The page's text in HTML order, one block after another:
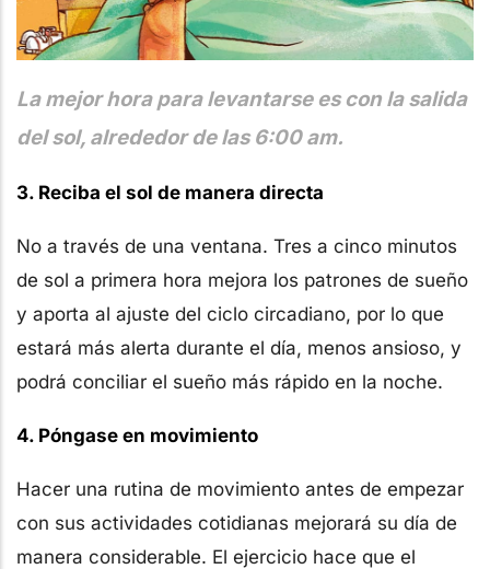
La mejor hora para levantarse es con la salida
del sol, alrededor de las 6:00 am.
3. Reciba el sol de manera directa
No a través de una ventana. Tres a cinco minutos
de sol a primera hora mejora los patrones de sueño
y aporta al ajuste del ciclo circadiano, por lo que
estará más alerta durante el día, menos ansioso, y
podrá conciliar el sueño más rápido en la noche.
4. Póngase en movimiento
Hacer una rutina de movimiento antes de empezar
con sus actividades cotidianas mejorará su día de
manera considerable. El ejercicio hace que el